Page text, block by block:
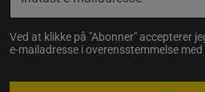
Ved at klikke på "Abonner" accepterer
e-mailadresse i overensstemmelse